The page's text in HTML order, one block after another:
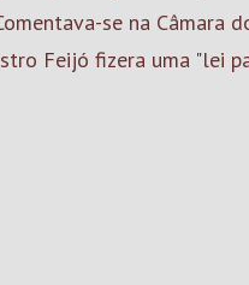
se na Câmara
Feijó fizera uma "lei